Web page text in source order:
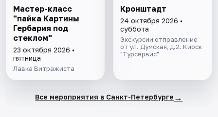
Мастер-класс
"пайка Картины
Гербария под
стеклом"
23 октября 2026 •
пятница
Лавка Витражиста
Кронштадт
24 октября 2026 •
суббота
Экскурсии отправление
от ул. Думская, д.2. Киоск
"Турсервис"
Все мероприятия в Санкт-Петербурге →